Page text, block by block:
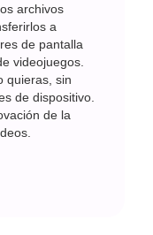
archivos
a
de pantalla
videojuegos.
quieras, sin
de dispositivo.
de la